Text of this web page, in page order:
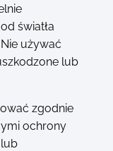
światła
używać
lub
zgodnie
ochrony